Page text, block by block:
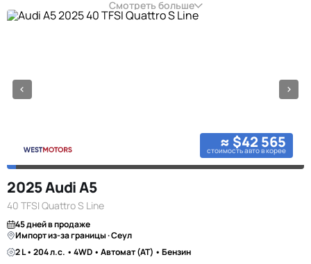
Смотреть больше
≈ $42 565
стоимость авто в корее
2025 Audi A5
40 TFSI Quattro S Line
45 дней в продаже
Импорт из-за границы · Сеул
2 L • 204 л.с. • 4WD • Автомат (AT) • Бензин